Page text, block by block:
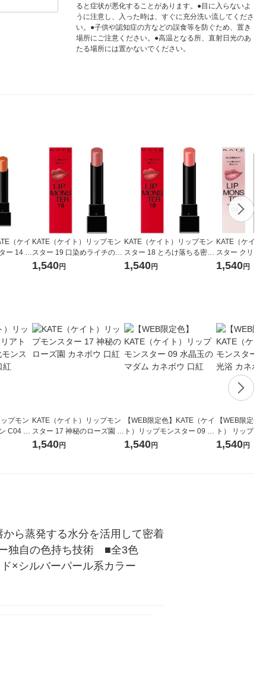
ると症状が悪化することがあります。●目に入らないよ
うに注意し、入った時は、すぐに充分洗い流してくださ
い。●子供や認知症の方などの誤食等を防ぐため、置き
場所にご注意ください。●高温となる所、直射日光のあ
たる場所には置かないでください。
（ケイ
ー 14 憧
口紅
KATE（ケイト）リップモン
スター 19 口染めライチの甘
い罠 カネボウ 口紅
1,540円
KATE（ケイト）リップモン
スター 18 とろけ落ちる密桃
カネボウ 口紅
1,540円
KATE（ケイト
スター クリア
萄化モンスタ
紅
1,540円
プモン
C04 葡
ボウ 口
KATE（ケイト）リップモン
スター 17 神秘のローズ園 カ
ネボウ 口紅
1,540円
【WEB限定色】KATE（ケイ
ト）リップモンスター 09 水
晶玉のマダム カネボウ 口紅
1,540円
【WEB限定色
ト） リップモ
れの日光浴 カ
1,540円
ら蒸発する水分を活用して密着
独自の色持ち技術　■全3色
ド×シルバーパール系カラー